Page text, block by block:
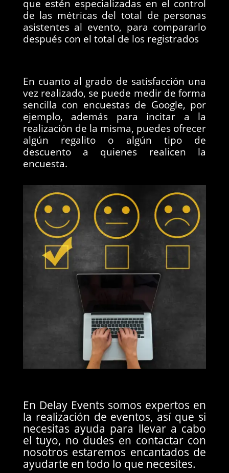
que estén especializadas en el control
de las métricas del total de personas
asistentes al evento, para compararlo
después con el total de los registrados
En cuanto al grado de satisfacción una
vez realizado, se puede medir de forma
sencilla con encuestas de Google, por
ejemplo, además para incitar a la
realización de la misma, puedes ofrecer
algún regalito o algún tipo de
descuento a quienes realicen la
encuesta.
En Delay Events somos expertos en
la realización de eventos, así que si
necesitas ayuda para llevar a cabo
el tuyo, no dudes en contactar con
nosotros estaremos encantados de
ayudarte en todo lo que necesites.